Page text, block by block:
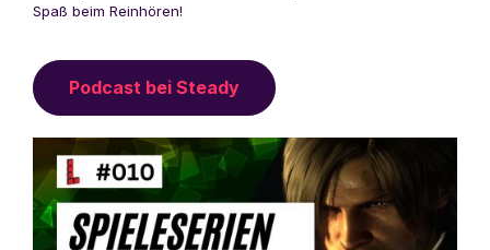
Spaß beim Reinhören!
Podcast bei Steady